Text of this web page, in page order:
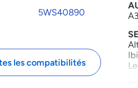
5WS40890
les compatibilités